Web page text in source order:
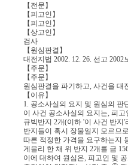
【전문】
【피고인】
【피고인】
【상고인】
검사
【원심판결】
대전지법 2002. 12. 26. 선고 2002
【주문】
【주문】
원심판결을 파기하고, 사건을 대
【이유】
1. 공소사실의 요지 및 원심의 판
이 사건 공소사실의 요지는, 피
큐빅반지 2개(이하 '이 사건 반지
반지들이 혹시 장물일지 모르므
따른 적정한 가격을 요구하는지
게을리 한 채 위 반지 2개를 금
이에 대하여 원심은, 피고인 및